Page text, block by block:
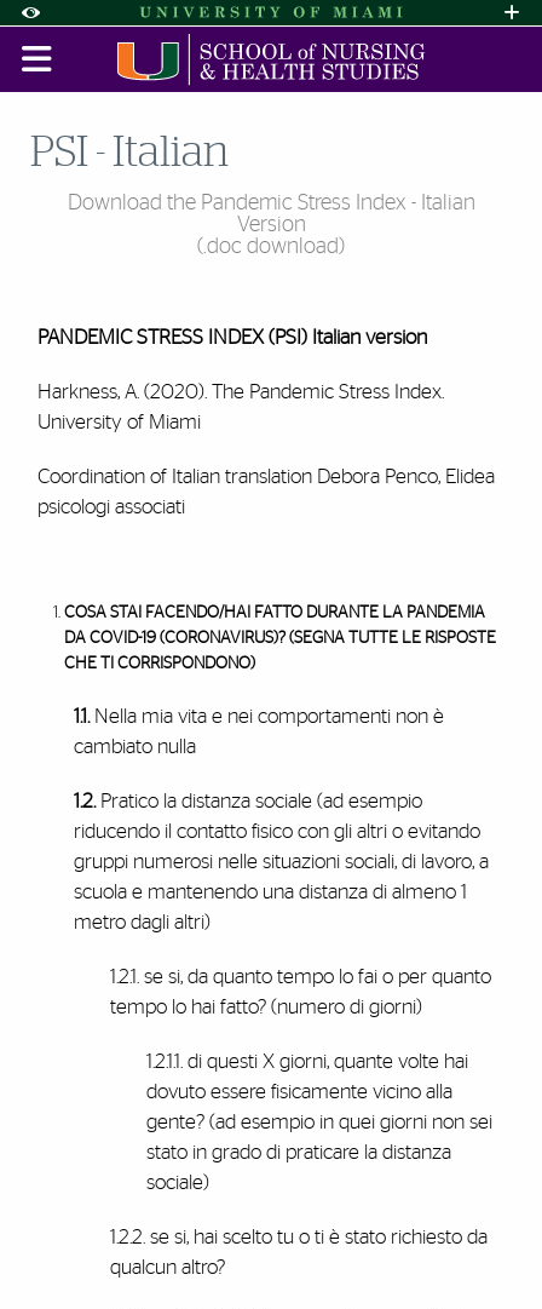
Accessibility Options:
Skip to Content
Skip to Search
Skip to footer
Office of Disability Services
Request
Display: DEFAULT HIGH CONTRAST
PSI - Italian
Download the Pandemic Stress Index - Italian
Version
(.doc download)
PANDEMIC STRESS INDEX (PSI) Italian version
Harkness, A. (2020). The Pandemic Stress Index.
University of Miami
Coordination of Italian translation Debora Penco, Elidea
psicologi associati
COSA STAI FACENDO/HAI FATTO DURANTE LA PANDEMIA
DA COVID-19 (CORONAVIRUS)? (SEGNA TUTTE LE RISPOSTE
CHE TI CORRISPONDONO)
1.1. Nella mia vita e nei comportamenti non è
cambiato nulla
1.2.Pratico la distanza sociale (ad esempio
riducendo il contatto fisico con gli altri o evitando
gruppi numerosi nelle situazioni sociali, di lavoro, a
scuola e mantenendo una distanza di almeno 1
metro dagli altri)
1.2.1. se si, da quanto tempo lo fai o per quanto
tempo lo hai fatto? (numero di giorni)
1.2.1.1. di questi X giorni, quante volte hai
dovuto essere fisicamente vicino alla
gente? (ad esempio in quei giorni non sei
stato in grado di praticare la distanza
sociale)
1.2.2. se si, hai scelto tu o ti è stato richiesto da
qualcun altro?